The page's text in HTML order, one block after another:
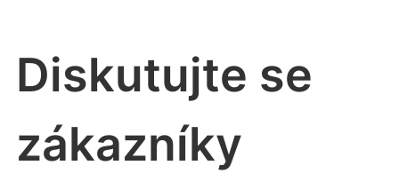
Diskutujte se
zákazníky